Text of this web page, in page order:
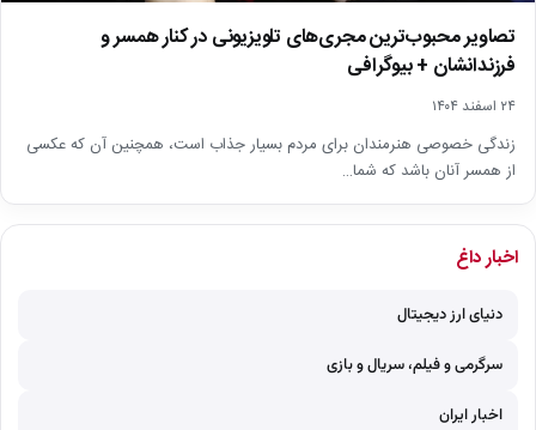
تصاویر محبوب‌ترین مجری‌های تلویزیونی در کنار همسر و
فرزندانشان + بیوگرافی
۲۴ اسفند ۱۴۰۴
زندگی خصوصی هنرمندان برای مردم بسیار جذاب است، همچنین آن که عکسی
از همسر آنان باشد که شما…
اخبار داغ
دنیای ارز دیجیتال
سرگرمی و فیلم، سریال و بازی
اخبار ایران